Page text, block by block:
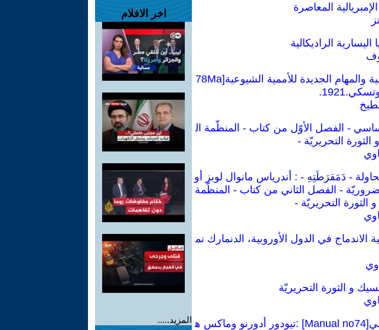
المعاصرة
الراديكالية
كراسات شيوعية :تقرير عن الأزمة الاقتصادية العالمية والمهام الجديدة للأممية الشيوعية[78Ma
- الفصل الأوّل من كتاب - المنظّمة ال
التحريريّة -
- دَمَقرَطَتِهِ - : أندرياس مانوال لوبز أو
- الفصل الثاني من كتاب - المنظّمة
الثورة التحريريّة -
الاندماج في الدول الأوروبية، الدنمارك نم
و الثورة التحريريّة
كراسات شيوعية :صناعة الثقافة التنوير كخداع جماعي[Manual no74] :تيودور أدورنو وماكس ه
اخر الافلام
المزيد.....